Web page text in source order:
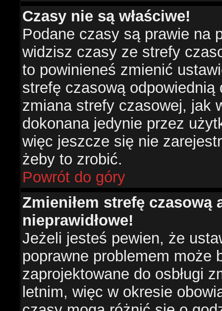
Czasy nie są właściwe!
Podane czasy są prawie na
widzisz czasy ze strefy
to powinieneś zmienić
strefę czasową
zmiana strefy czasowej, jak
dokonana jedynie przez
więc jeszcze się nie
żeby to zrobić.
Powrót do góry
Zmieniłem strefę czasową
nieprawidłowe!
Jeżeli jesteś pewien, że
poprawne problemem może
zaprojektowane do osbługi
letnim, więc w okresie